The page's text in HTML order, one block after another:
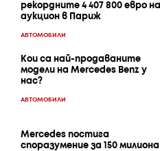
рекордните 4 407 800 евро на
аукцион в Париж
АВТОМОБИЛИ
Кои са най-продаваните
модели на Mercedes Benz у
нас?
АВТОМОБИЛИ
Mercedes постига
споразумение за 150 милиона